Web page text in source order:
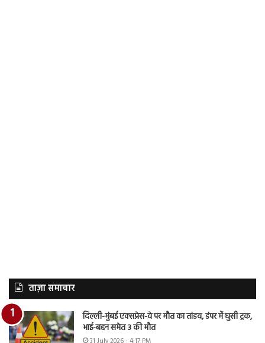
ताज़ा समाचार
दिल्ली-मुंबई एक्सप्रेस-वे पर मौत का तांडव, डंपर में घुसी ट्रक,
भाई-बहन समेत 3 की मौत